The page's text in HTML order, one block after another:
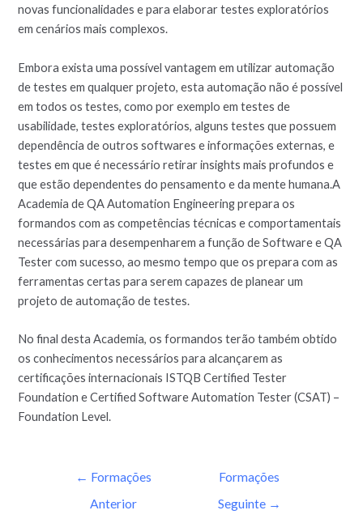
novas funcionalidades e para elaborar testes exploratórios
em cenários mais complexos.
Embora exista uma possível vantagem em utilizar automação
de testes em qualquer projeto, esta automação não é possível
em todos os testes, como por exemplo em testes de
usabilidade, testes exploratórios, alguns testes que possuem
dependência de outros softwares e informações externas, e
testes em que é necessário retirar insights mais profundos e
que estão dependentes do pensamento e da mente humana.A
Academia de QA Automation Engineering prepara os
formandos com as competências técnicas e comportamentais
necessárias para desempenharem a função de Software e QA
Tester com sucesso, ao mesmo tempo que os prepara com as
ferramentas certas para serem capazes de planear um
projeto de automação de testes.
No final desta Academia, os formandos terão também obtido
os conhecimentos necessários para alcançarem as
certificações internacionais ISTQB Certified Tester
Foundation e Certified Software Automation Tester (CSAT) –
Foundation Level.
← Formações
Anterior
Formações
Seguinte →